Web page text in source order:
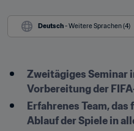
Deutsch - Weitere Sprachen (4)
Zweitägiges Seminar
Vorbereitung der
Erfahrenes Team,
Ablauf der Spiele in